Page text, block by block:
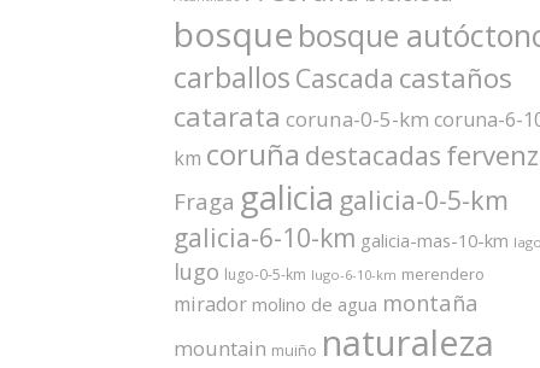
bosque bosque
carballos Cascada castaños
catarata coruna-0-5-km coruna-6-
km coruña destacadas
Fraga galicia galicia-0-5-km
galicia-6-10-km galicia-mas-10-km lago
lugo lugo-0-5-km lugo-6-10-km merendero
mirador molino de agua montaña
mountain muiño naturaleza